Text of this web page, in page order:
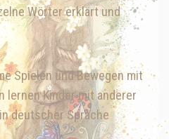
Wörter erklärt und
Spielen und Bewegen mit
lernen Kinder mit anderer
deutscher Sprache